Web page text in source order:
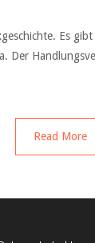
Es
Der
Read More